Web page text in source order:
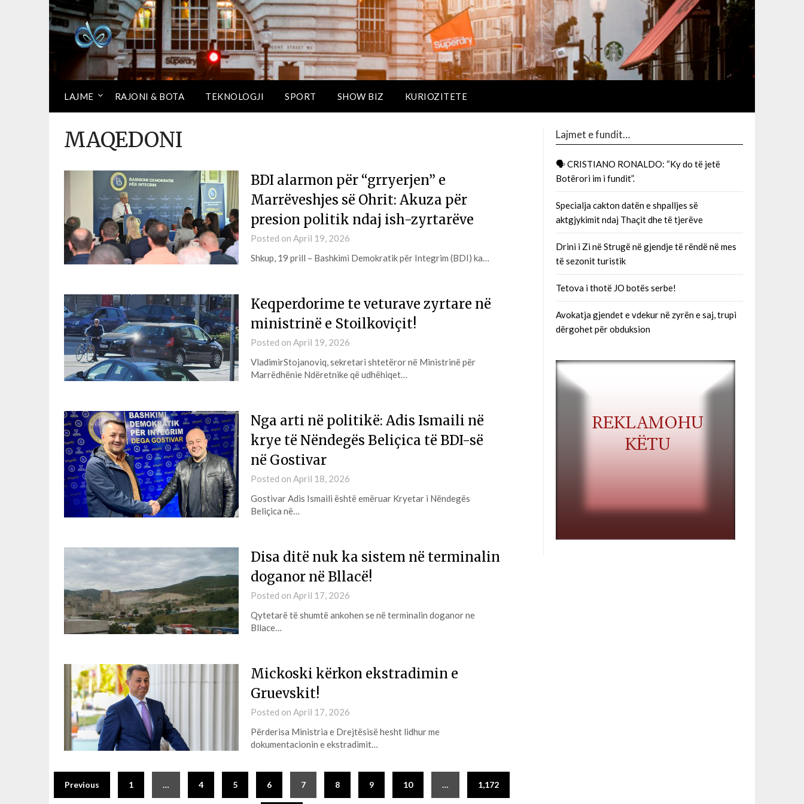
LAJME RAJONI & BOTA TEKNOLOGJI SPORT SHOW BIZ KURIOZITETE
MAQEDONI
BDI alarmon për “grryerjen” e
Marrëveshjes së Ohrit: Akuza për
presion politik ndaj ish-zyrtarëve
Posted on April 19, 2026
Shkup, 19 prill – Bashkimi Demokratik për Integrim (BDI) ka…
Keqperdorime te veturave zyrtare në
ministrinë e Stoilkoviçit!
Posted on April 19, 2026
VladimirStojanoviq, sekretari shtetëror në Ministrinë për
Marrëdhënie Ndëretnike që udhëhiqet…
Nga arti në politikë: Adis Ismaili në
krye të Nëndegës Beliçica të BDI-së
në Gostivar
Posted on April 18, 2026
Gostivar Adis Ismaili është emëruar Kryetar i Nëndegës
Beliçica në…
Disa ditë nuk ka sistem në terminalin
doganor në Bllacë!
Posted on April 17, 2026
Qytetarë të shumtë ankohen se në terminalin doganor ne
Bllace…
Mickoski kërkon ekstradimin e
Gruevskit!
Posted on April 17, 2026
Përderisa Ministria e Drejtësisë hesht lidhur me
dokumentacionin e ekstradimit…
Previous 1 … 4 5 6 7 8 9 10 … 1,172
Lajmet e fundit…
🗣 CRISTIANO RONALDO: “Ky do të jetë
Botërori im i fundit”.
Specialja cakton datën e shpalljes së
aktgjykimit ndaj Thaçit dhe të tjerëve
Drini i Zi në Strugë në gjendje të rëndë në mes
të sezonit turistik
Tetova i thotë JO botës serbe!
Avokatja gjendet e vdekur në zyrën e saj, trupi
dërgohet për obduksion